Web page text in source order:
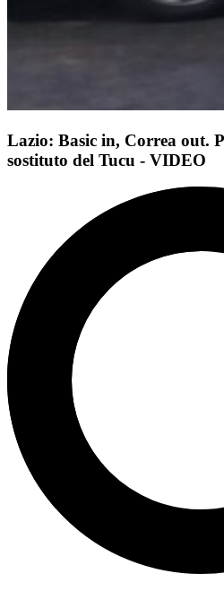
Lazio: Basic in, Correa out.
sostituto del Tucu - VIDEO